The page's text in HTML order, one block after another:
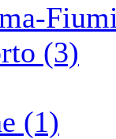
(3)
(1)